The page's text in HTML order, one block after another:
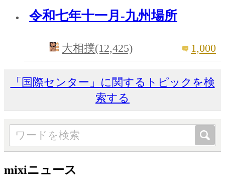
令和七年十一月-九州場所
大相撲(12,425) 1,000
「国際センター」に関するトピックを検
索する
mixiニュース